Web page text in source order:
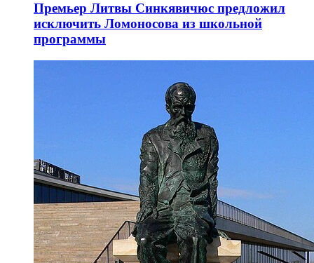
Премьер Литвы Синкявичюс предложил
исключить Ломоносова из школьной
программы